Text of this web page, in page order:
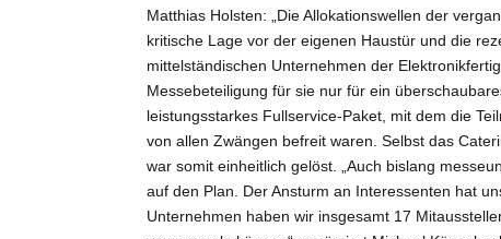
Matthias Holsten: „Die Allokationswellen der
kritische Lage vor der eigenen Haustür und die
mittelständischen Unternehmen der
Messebeteiligung für sie nur für ein
leistungsstarkes Fullservice-Paket, mit dem die
von allen Zwängen befreit waren. Selbst das
war somit einheitlich gelöst. „Auch bislang
auf den Plan. Der Ansturm an Interessenten hat
Unternehmen haben wir insgesamt 17